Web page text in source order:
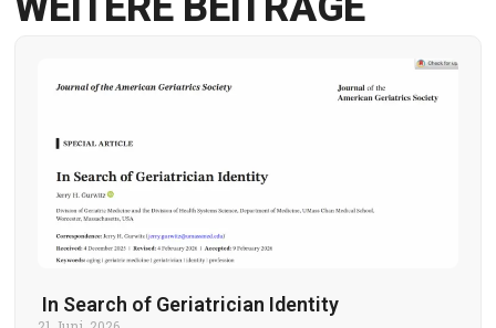
In Search of Geriatrician Identity